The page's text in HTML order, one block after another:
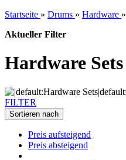
Startseite » Drums » Hardware »
Aktueller Filter
Hardware Sets
FILTER
Sortieren nach
Preis aufsteigend
Preis absteigend